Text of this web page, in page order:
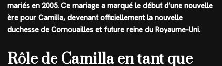
mariés en 2005. Ce mariage a marqué le début d’une nouvelle
ère pour Camilla, devenant officiellement la nouvelle
duchesse de Cornouailles et future reine du Royaume-Uni.
Rôle de Camilla en tant que